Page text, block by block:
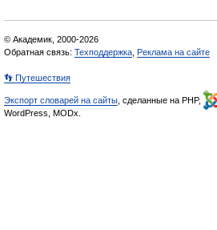
© Академик, 2000-2026
Обратная связь: Техподдержка Реклама на сайте
👣 Путешествия
Экспорт словарей на сайты , сделанные на PHP,
WordPress, MODx.